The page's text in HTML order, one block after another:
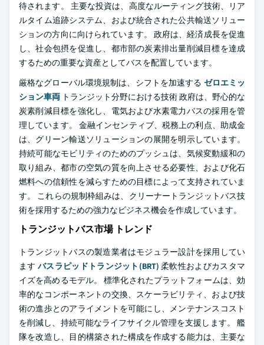
待されます。 主要な投資は、高度なルーティング技術、リア
ルタイム追跡システム、および統合された公共輸送ソリュー
ションの方向に向けられています。 政府は、経済成長を促進
し、社会包摂を促進し、都市部の炭素排出量削減目標を達成
するための重要な資産としてバスを配置しています。
厳格なグローバル環境規制は、シフトを加速する ゼロエミッ
ション車両 トランジット分野における技術 政府は、野心的な
炭素削減目標を強化し、電気および水素電力バスの採用を管
理しています。 金融インセンティブ、税務上の利点、助成金
は、グリーン輸送ソリューションの展開を明示しています。
持続可能なモビリティのためのプッシュは、気候変動緩和の
取り組み、都市の空気の質を向上させる必要性、および化石
燃料への信頼性を減らすための目標によって支持されていま
す。 これらの規制枠組みは、クリーナートランジットバス技
術を採用するための強力なビジネス機会を作成しています。
トランジットバス市場 トレンド
トランジットバスの製造業者はモジュラー設計を採用してい
ます バスラピッドトランジット(BRT) 柔軟性およびカスタマ
イズを高めるモデル。 標準化されたプラットフォームは、効
率的なコンポーネントの交換、スケーラビリティ、および技
術の進歩とのアライメントを可能にし、メンテナンスコスト
を削減し、持続可能なライフサイクル管理を支援します。 艦
隊を改造し、目的構築された構成を作成する能力は、主要な